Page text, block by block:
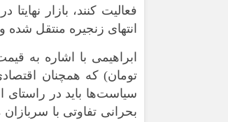
انتهای زنجیره منتقل
تومان) که همچنان
سیاست‌ها باید در راستای
بحرانی تفاوتی با